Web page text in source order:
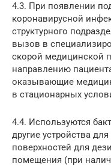
4.3. При появлении
коронавирусной
структурного
вызов в
скорой медицинской
направлению
оказывающие
в стационарных
4.4. Используются
другие устройства
поверхностей для
помещения (при